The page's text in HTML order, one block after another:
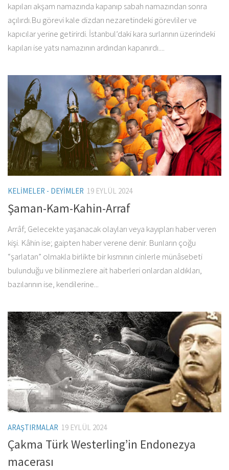
kapıları akşam namazında kapanıp sabah namazından sonra
açılırdı.Bu görevi kale dizdarı nezaretindeki görevliler ve
kapıcılar yerine getirirdi. İstanbul’daki kara surlarının üzerindeki
kapıları ise yatsı namazının ardından kapanırdı....
KELIMELER - DEYIMLER 19 EYLÜL 2024
Şaman-Kam-Kahin-Arraf
Arrâf; Gelecekte yaşanacak olayları veya kayıpları haber veren
kişi. Kâhin ise; gaipten haber verene denir. Bunların çoğu
“şarlatan” olmakla birlikte bir kısmının cinlerle münâsebeti
bulunduğu ve bilinmezlere ait haberleri onlardan aldıkları,
bazılarının ise, kendilerine...
ARAŞTIRMALAR 19 EYLÜL 2024
Çakma Türk Westerling’in Endonezya
macerası